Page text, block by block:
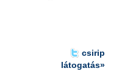
csirip
látogatás»